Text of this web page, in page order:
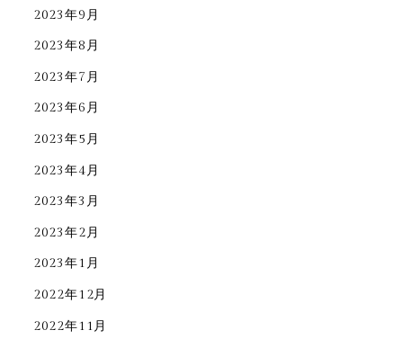
2023年9月
2023年8月
2023年7月
2023年6月
2023年5月
2023年4月
2023年3月
2023年2月
2023年1月
2022年12月
2022年11月